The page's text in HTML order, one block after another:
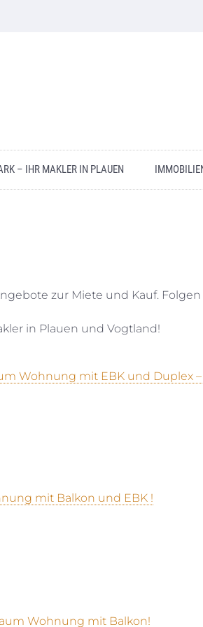
– IHR MAKLER IN PLAUEN
zur Miete und Kauf.
in Plauen und Vogtland!
Wohnung mit EBK und Duplex –
mit Balkon und EBK !
Wohnung mit Balkon!